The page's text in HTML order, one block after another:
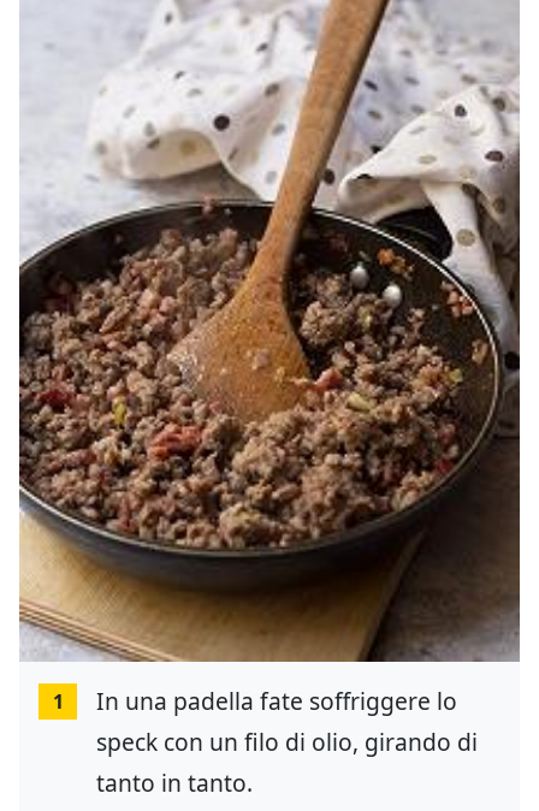
1
In una padella fate soffriggere lo
speck con un filo di olio, girando di
tanto in tanto.